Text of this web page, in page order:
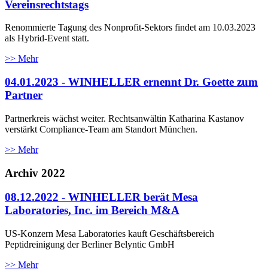
Vereinsrechtstags
Renommierte Tagung des Nonprofit-Sektors findet am 10.03.2023
als Hybrid-Event statt.
>> Mehr
04.01.2023 - WINHELLER ernennt Dr. Goette zum
Partner
Partnerkreis wächst weiter. Rechtsanwältin Katharina Kastanov
verstärkt Compliance-Team am Standort München.
>> Mehr
Archiv 2022
08.12.2022 - WINHELLER berät Mesa
Laboratories, Inc. im Bereich M&A
US-Konzern Mesa Laboratories kauft Geschäftsbereich
Peptidreinigung der Berliner Belyntic GmbH
>> Mehr